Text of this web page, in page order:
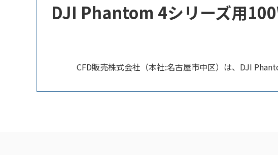
DJI Phantom 4シリーズ用
CFD販売株式会社（本社:名古屋市中区）は、DJI